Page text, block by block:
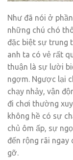
Như đã nói ở
những chú chó
đặc biệt sự trung
anh ta có vẻ rất
thuận là sự lười
ngợm. Ngược lại
chạy nhảy, vận
đi chơi thường
không hề có sự
chủ ôm ấp, sự
đến rộng rãi
gỡ.